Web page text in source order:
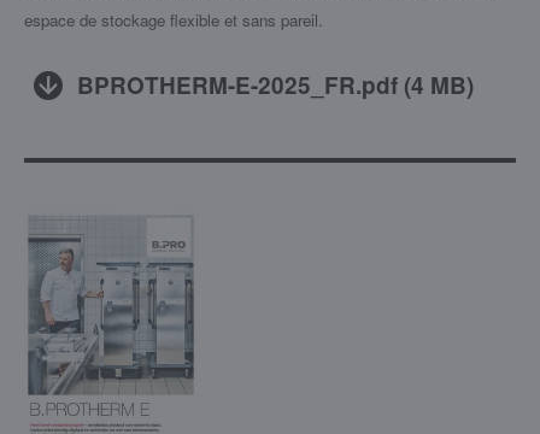
espace de stockage flexible et sans pareil.
BPROTHERM-E-2025_FR.pdf (4 MB)